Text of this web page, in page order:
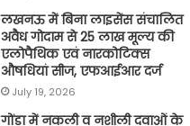
लखनऊ में बिना लाइसेंस संचालित
अवैध गोदाम से 25 लाख मूल्य की
एलोपैथिक एवं नारकोटिक्स
औषधियां सीज, एफआईआर दर्ज
July 19, 2026
गोंडा में नकली व नशीली दवाओं के